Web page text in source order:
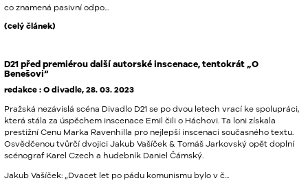
co znamená pasivní odpo...
(celý článek)
D21 před premiérou další autorské inscenace, tentokrát „O
Benešovi“
redakce : O divadle, 28. 03. 2023
Pražská nezávislá scéna Divadlo D21 se po dvou letech vrací ke spolupráci,
která stála za úspěchem inscenace Emil čili o Háchovi. Ta loni získala
prestižní Cenu Marka Ravenhilla pro nejlepší inscenaci současného textu.
Osvědčenou tvůrčí dvojici Jakub Vašíček & Tomáš Jarkovský opět doplní
scénograf Karel Czech a hudebník Daniel Čámský.
Jakub Vašíček: „Dvacet let po pádu komunismu bylo v č...